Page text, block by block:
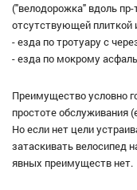
("велодорожка" вдоль
отсутствующей плиткой
- езда по тротуару с
- езда по мокрому
Преимущество условно
простоте обслуживания
Но если нет цели
затаскивать велосипед
явных преимуществ нет.